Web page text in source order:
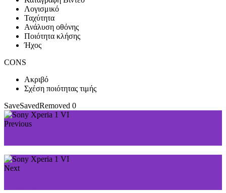
Λογισμικό
Ταχύτητα
Ανάλυση οθόνης
Ποιότητα κλήσης
Ήχος
CONS
Ακριβό
Σχέση ποιότητας τιμής
SaveSavedRemoved 0
Previous
Next